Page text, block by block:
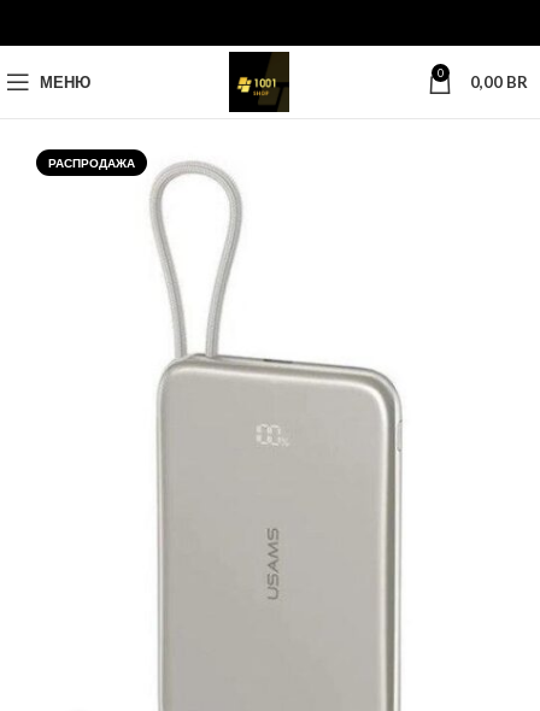
МЕНЮ 0 0,00 BR
РАСПРОДАЖА